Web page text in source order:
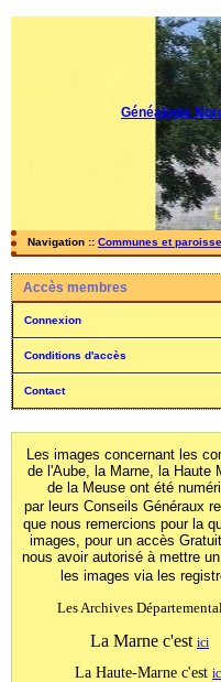
Généalogie
Navigation :: Communes et
Accès membres
Connexion
Conditions d'accès
Contact
Les images concernant les
de l'Aube, la Marne, la Haute
de la Meuse ont été
par leurs Conseils Généraux
que nous remercions pour la
images, pour un accès
nous avoir autorisé à mettre
les images via les
Les Archives
La Marne c'est ici
La Haute-Marne c'est